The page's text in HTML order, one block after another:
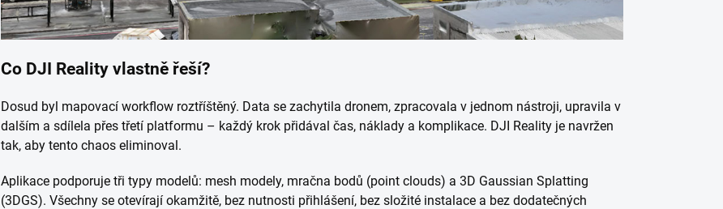
Co DJI Reality vlastně řeší?
Dosud byl mapovací workflow roztříštěný. Data se zachytila dronem, zpracovala v jednom nástroji, upravila v
dalším a sdílela přes třetí platformu – každý krok přidával čas, náklady a komplikace. DJI Reality je navržen
tak, aby tento chaos eliminoval.
Aplikace podporuje tři typy modelů: mesh modely, mračna bodů (point clouds) a 3D Gaussian Splatting
(3DGS). Všechny se otevírají okamžitě, bez nutnosti přihlášení, bez složité instalace a bez dodatečných